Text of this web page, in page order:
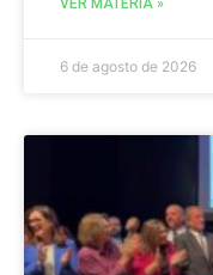
6 de agosto de 2026